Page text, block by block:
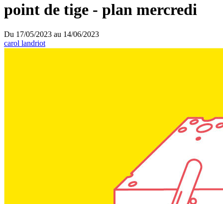
point de tige - plan mercredi
Du 17/05/2023 au 14/06/2023
carol landriot